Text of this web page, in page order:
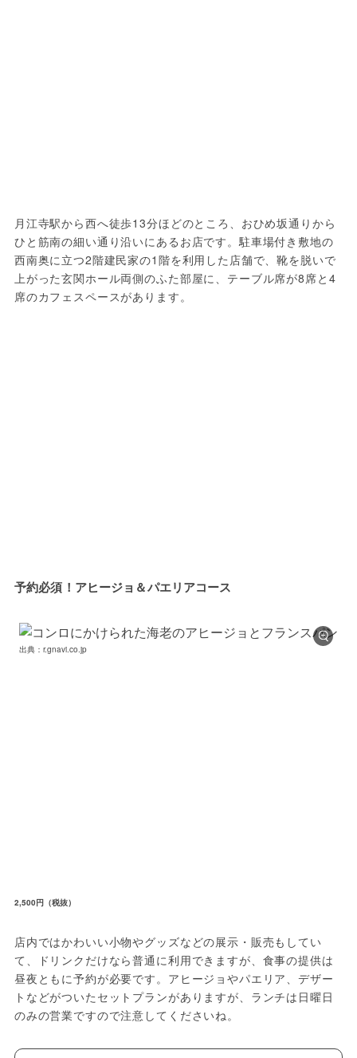
月江寺駅から西へ徒歩13分ほどのところ、おひめ坂通りから
ひと筋南の細い通り沿いにあるお店です。駐車場付き敷地の
西南奥に立つ2階建民家の1階を利用した店舗で、靴を脱いで
上がった玄関ホール両側のふた部屋に、テーブル席が8席と4
席のカフェスペースがあります。
予約必須！アヒージョ＆パエリアコース
出典：r.gnavi.co.jp
2,500円（税抜）
店内ではかわいい小物やグッズなどの展示・販売もしてい
て、ドリンクだけなら普通に利用できますが、食事の提供は
昼夜ともに予約が必要です。アヒージョやパエリア、デザー
トなどがついたセットプランがありますが、ランチは日曜日
のみの営業ですので注意してくださいね。